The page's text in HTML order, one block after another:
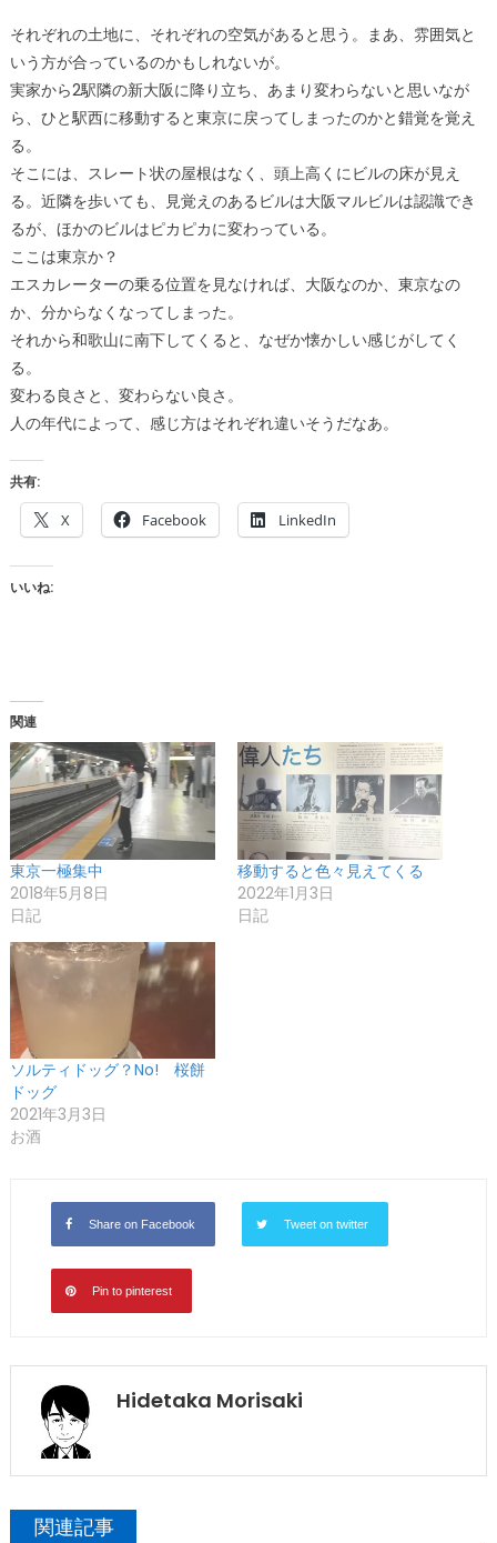
それぞれの土地に、それぞれの空気があると思う。まあ、雰囲気と
いう方が合っているのかもしれないが。
実家から2駅隣の新大阪に降り立ち、あまり変わらないと思いなが
ら、ひと駅西に移動すると東京に戻ってしまったのかと錯覚を覚え
る。
そこには、スレート状の屋根はなく、頭上高くにビルの床が見え
る。近隣を歩いても、見覚えのあるビルは大阪マルビルは認識でき
るが、ほかのビルはピカピカに変わっている。
ここは東京か？
エスカレーターの乗る位置を見なければ、大阪なのか、東京なの
か、分からなくなってしまった。
それから和歌山に南下してくると、なぜか懐かしい感じがしてく
る。
変わる良さと、変わらない良さ。
人の年代によって、感じ方はそれぞれ違いそうだなあ。
共有:
X Facebook LinkedIn
いいね:
関連
東京一極集中
2018年5月8日
日記
移動すると色々見えてくる
2022年1月3日
日記
ソルティドッグ？No! 桜餅
ドッグ
2021年3月3日
お酒
Share on Facebook Tweet on twitter
Pin to pinterest
Hidetaka Morisaki
関連記事